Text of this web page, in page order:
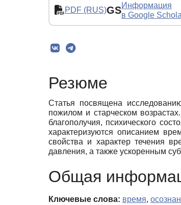
PDF (RUS)GSИнформация
в Google
Резюме
Статья посвящена
пожилом и старческом
благополучия, психического
характеризуются описанием
свойства и характер течения
давления, а также ускоренным
Общая
Ключевые слова: время,